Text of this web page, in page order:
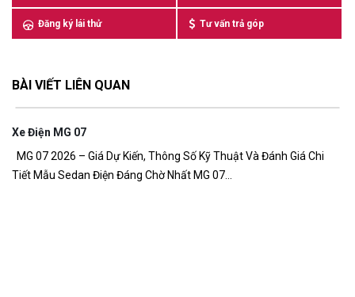
Đăng ký lái thử Tư vấn trả góp
BÀI VIẾT LIÊN QUAN
Xe Điện MG 07
MG 07 2026 – Giá Dự Kiến, Thông Số Kỹ Thuật Và Đánh Giá Chi
Tiết Mẫu Sedan Điện Đáng Chờ Nhất MG 07...